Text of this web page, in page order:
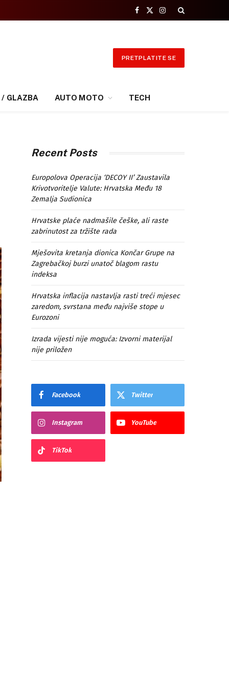
Facebook
X
Instagram
PRETPLATITE SE
/ GLAZBA AUTO MOTO TECH
Recent Posts
Europolova Operacija ‘DECOY II’ Zaustavila
Krivotvoritelje Valute: Hrvatska Među 18
Zemalja Sudionica
Hrvatske plaće nadmašile češke, ali raste
zabrinutost za tržište rada
Mješovita kretanja dionica Končar Grupe na
Zagrebačkoj burzi unatoč blagom rastu
indeksa
Hrvatska inflacija nastavlja rasti treći mjesec
zaredom, svrstana među najviše stope u
Eurozoni
Izrada vijesti nije moguća: Izvorni materijal
nije priložen
Facebook Twitter
Instagram YouTube
TikTok